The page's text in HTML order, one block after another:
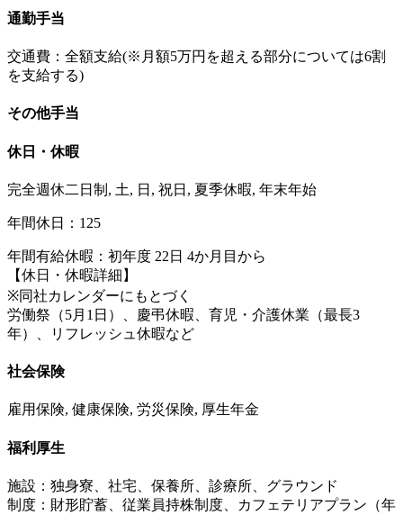
通勤手当
交通費：全額支給(※月額5万円を超える部分については6割
を支給する)
その他手当
休日・休暇
完全週休二日制, 土, 日, 祝日, 夏季休暇, 年末年始
年間休日：125
年間有給休暇：初年度 22日 4か月目から
【休日・休暇詳細】
※同社カレンダーにもとづく
労働祭（5月1日）、慶弔休暇、育児・介護休業（最長3
年）、リフレッシュ休暇など
社会保険
雇用保険, 健康保険, 労災保険, 厚生年金
福利厚生
施設：独身寮、社宅、保養所、診療所、グラウンド
制度：財形貯蓄、従業員持株制度、カフェテリアプラン（年